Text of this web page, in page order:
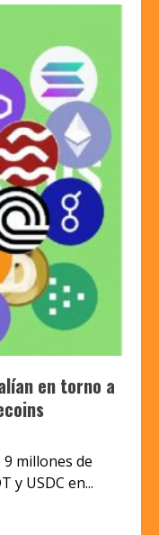
en torno a
millones de
y USDC en...